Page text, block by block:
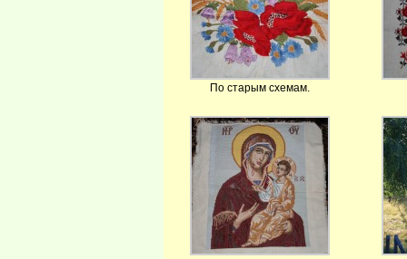
По старым схемам.